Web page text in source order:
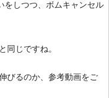
をしつつ、ボムキャンセル
同じですね。
びるのか、参考動画をご